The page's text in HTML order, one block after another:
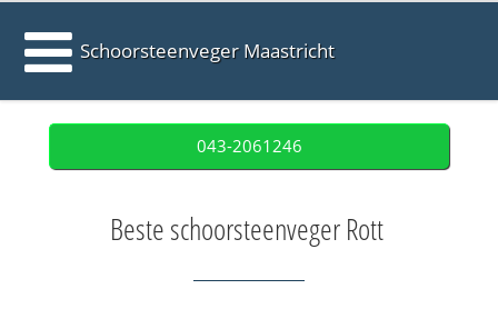
Schoorsteenveger Maastricht
043-2061246
Beste schoorsteenveger Rott